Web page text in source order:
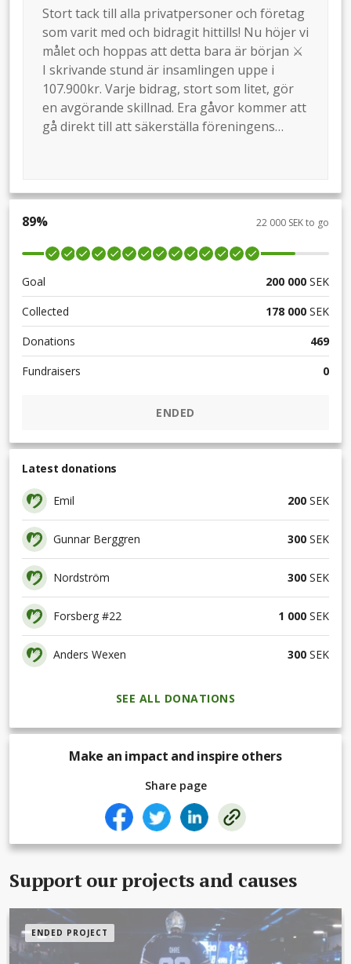
Stort tack till alla privatpersoner och företag
som varit med och bidragit hittills! Nu höjer vi
målet och hoppas att detta bara är början ⚔️
I skrivande stund är insamlingen uppe i
107.900kr. Varje bidrag, stort som litet, gör
en avgörande skillnad. Era gåvor kommer att
gå direkt till att säkerställa föreningens
89% 22 000 SEK to go
Goal 200 000 SEK
Collected
178 000 SEK
Donations
469
Fundraisers
0
ENDED
Latest donations
Emil 200 SEK
Gunnar Berggren 300 SEK
Nordström 300 SEK
Forsberg #22 1 000 SEK
Anders Wexen 300 SEK
SEE ALL DONATIONS
Make an impact and inspire others
Share page
Support our projects and causes
ENDED PROJECT